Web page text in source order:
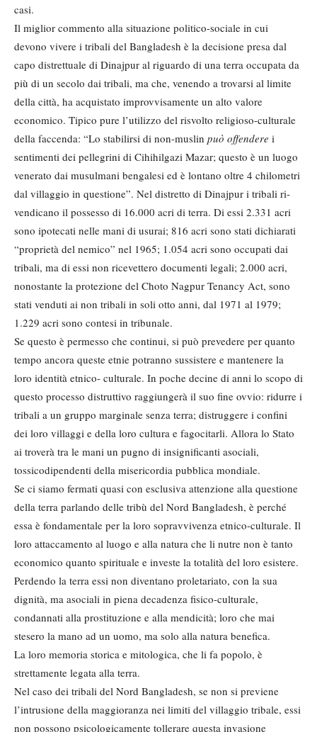
casi.
Il miglior commento alla situazione politico-sociale in cui
devono vivere i tribali del Bangladesh è la decisione presa dal
capo distrettuale di Dinajpur al riguardo di una terra occupata da
più di un secolo dai tribali, ma che, ve­nendo a trovarsi al limite
della città, ha acquistato improvvisamente un al­to valore
economico. Tipico pure l’utilizzo del risvolto religioso-culturale
della faccenda: “Lo stabilirsi di non-muslin può offendere i
sentimenti dei pellegrini di Cihihilgazi Mazar; questo è un luogo
venerato dai musul­mani bengalesi ed è lontano oltre 4 chilometri
dal villaggio in questione”. Nel distretto di Dinajpur i tribali ri­
vendicano il possesso di 16.000 acri di terra. Di essi 2.331 acri
sono ipotecati nelle mani di usurai; 816 acri sono sta­ti dichiarati
“proprietà del nemico” nel 1965; 1.054 acri sono occupati dai
tribali, ma di essi non ricevettero do­cumenti legali; 2.000 acri,
nonostante la protezione del Choto Nagpur Tenancy Act, sono
stati venduti ai non tribali in soli otto anni, dal 1971 al 1979;
1.229 acri sono contesi in tribu­nale.
Se questo è permesso che continui, si può prevedere per quanto
tempo an­cora queste etnie potranno sussistere e mantenere la
loro identità etnico- culturale. In poche decine di anni lo scopo di
questo processo distruttivo raggiungerà il suo fine ovvio: ridurre i
tribali a un gruppo marginale senza terra; distruggere i confini
dei loro vil­laggi e della loro cultura e fagocitarli. Allora lo Stato
ai troverà tra le mani un pugno di insignificanti asociali,
tossicodipendenti della misericordia pubblica mondiale.
Se ci siamo fermati quasi con esclusiva attenzione alla questione
della terra parlando delle tribù del Nord Bangla­desh, è perché
essa è fondamentale per la loro sopravvivenza etnico-culturale. Il
loro attaccamento al luogo e alla na­tura che li nutre non è tanto
economi­co quanto spirituale e investe la totali­tà del loro esistere.
Perdendo la terra essi non diventano proletariato, con la sua
dignità, ma asociali in piena deca­denza fisico-culturale,
condannati alla prostituzione e alla mendicità; loro che mai
stesero la mano ad un uomo, ma solo alla natura benefica.
La loro memoria storica e mitologica, che li fa popolo, è
strettamente legata alla terra.
Nel caso dei tribali del Nord Bangla­desh, se non si previene
l’intrusione della maggioranza nei limiti del villag­gio tribale, essi
non possono psicologi­camente tollerare questa invasione